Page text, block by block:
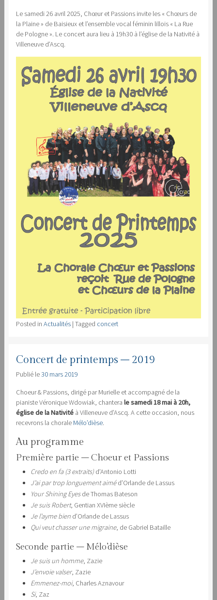
Le samedi 26 avril 2025, Chœur et Passions invite les « Chœurs de
la Plaine » de Baisieux et l’ensemble vocal féminin lillois « La Rue
de Pologne ». Le concert aura lieu à 19h30 à l’église de la Nativité à
Villeneuve d’Ascq.
Posted in Actualités | Tagged concert
Concert de printemps – 2019
Publié le30 mars 2019
Choeur & Passions, dirigé par Murielle et accompagné de la
pianiste Véronique Wdowiak, chantera le samedi 18 mai à 20h,
église de la Nativitéà Villeneuve d’Ascq. A cette occasion, nous
recevrons la chorale Mélo’dièse.
Au programme
Première partie – Choeur et Passions
Credo en fa (3 extraits)d’Antonio Lotti
J’ai par trop longuement aiméd’Orlande de Lassus
Your Shining Eyesde Thomas Bateson
Je suis Robert, Gentian XVIème siècle
Je l’ayme biend’Orlande de Lassus
Qui veut chasser une migraine, de Gabriel Bataille
Seconde partie – Mélo’dièse
Je suis un homme, Zazie
J’envoie valser, Zazie
Emmenez-moi, Charles Aznavour
Si, Zaz